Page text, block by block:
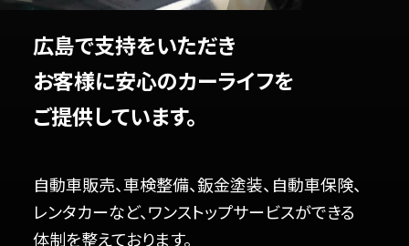
広島で支持をいただき
お客様に安心のカーライフを
ご提供しています。
自動車販売、車検整備、鈑金塗装、自動車保険、
レンタカーなど、ワンストップサービスができる
体制を整えております。